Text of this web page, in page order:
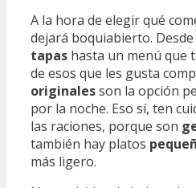
A la hora de elegir qué
dejará boquiabierto. Desde
tapas hasta un menú que
de esos que les gusta
originalesson la opción
por la noche. Eso sí, ten
las raciones, porque son
también hay platos
más ligero.